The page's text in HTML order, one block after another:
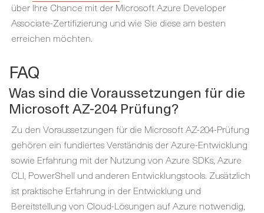
über Ihre Chance mit der Microsoft Azure Developer
Associate-Zertifizierung und wie Sie diese am besten
erreichen möchten.
FAQ
Was sind die Voraussetzungen für die
Microsoft AZ-204 Prüfung?
Zu den Voraussetzungen für die Microsoft AZ-204-Prüfung
gehören ein fundiertes Verständnis der Azure-Entwicklung
sowie Erfahrung mit der Nutzung von Azure SDKs, Azure
CLI, PowerShell und anderen Entwicklungstools. Zusätzlich
ist praktische Erfahrung in der Entwicklung und
Bereitstellung von Cloud-Lösungen auf Azure notwendig,